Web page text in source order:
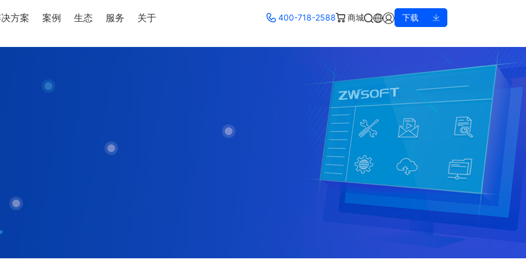
方案 案例 生态 服务 关于 400-718-2588 商城 下载